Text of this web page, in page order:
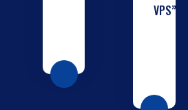
VPS”